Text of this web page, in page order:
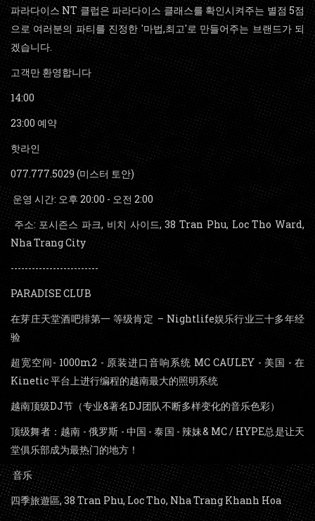
파라다이스 NT 클럽은 파라다이스 클래스를 확인시켜주는 별점 5점
으로 여러분의 파티를 진정한 '마법,최고'로 만들어주는 브랜드가 되
겠습니다.
고객만 환영합니다
14:00
23:00 예약
️핫라인
077.777.5029 (미스터 토안)
운영 시간: 오후 20:00 - 오전 2:00
주소: 포시즌스 파크, 비치 사이드, 38 Tran Phu, Loc Tho Ward,
Nha Trang City
-------------------------
PARADISE CLUB
在芽庄天堂酒吧排第一 等级肯定 – Nightlife娱乐行业三十多年经
验
超宽空间- 1000m2 - 原装进口音响系统 MC CAULEY - 美国 - 在
Kinetic 平台上进行编程的越南最大的照明系统
越南顶级DJ节（专业&著名DJ团队不断多样变化的音乐色彩）
顶级舞者：越南 - 俄罗斯 - 中国 - 泰国 - 辣妹& MC / HYPE总是让天
堂俱乐部成为最热门的地方！
音乐
四季旅遊區, 38 Tran Phu, Loc Tho, Nha Trang Khanh Hoa